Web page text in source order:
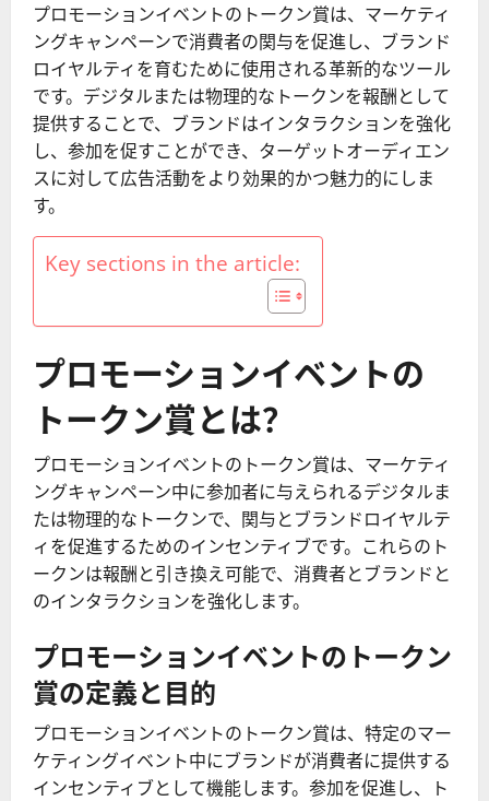
プロモーションイベントのトークン賞は、マーケティ
ングキャンペーンで消費者の関与を促進し、ブランド
ロイヤルティを育むために使用される革新的なツール
です。デジタルまたは物理的なトークンを報酬として
提供することで、ブランドはインタラクションを強化
し、参加を促すことができ、ターゲットオーディエン
スに対して広告活動をより効果的かつ魅力的にしま
す。
Key sections in the article:
プロモーションイベントの
トークン賞とは？
プロモーションイベントのトークン賞は、マーケティ
ングキャンペーン中に参加者に与えられるデジタルま
たは物理的なトークンで、関与とブランドロイヤルテ
ィを促進するためのインセンティブです。これらのト
ークンは報酬と引き換え可能で、消費者とブランドと
のインタラクションを強化します。
プロモーションイベントのトークン
賞の定義と目的
プロモーションイベントのトークン賞は、特定のマー
ケティングイベント中にブランドが消費者に提供する
インセンティブとして機能します。参加を促進し、ト